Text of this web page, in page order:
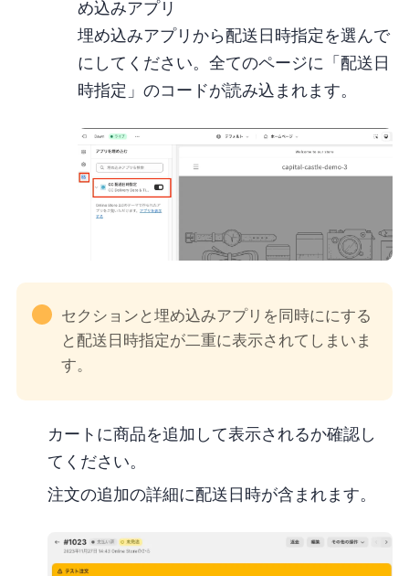
め込みアプリ)
埋め込みアプリから “CC 配送日時指定” を選んでON
にしてください。 全てのページに「CC 配送日
時指定」のコードが読み込まれます。
"セクション" と "埋め込みアプリ" を同時にONにする
と配送日時指定が二重に表示されてしまいま
す。
カートに商品を追加して表示されるか確認し
てください。
注文の “追加の詳細” に配送日時が含まれます。